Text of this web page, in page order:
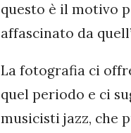
questo è il motivo
affascinato da
La fotografia ci
quel periodo e ci
musicisti jazz, che